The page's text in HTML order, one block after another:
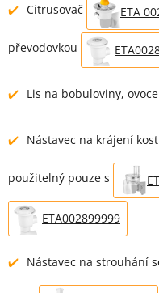
Citrusovač ETA
převodovkou
Lis na bobuloviny,
Nástavec na krájení
použitelný pouze s
ETA002899999
Nástavec na strouhání